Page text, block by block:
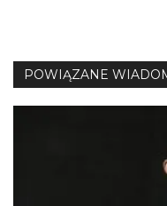
POWIĄZANE